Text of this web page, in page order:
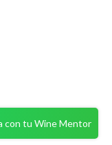
con tu Wine Mentor